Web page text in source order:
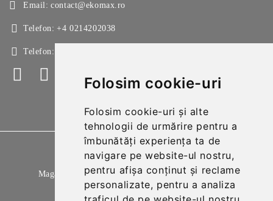
Folosim cookie-uri
Folosim cookie-uri și alte
tehnologii de urmărire pentru a
îmbunătăți experiența ta de
navigare pe website-ul nostru,
pentru afișa conținut și reclame
personalizate, pentru a analiza
Email: contact@ekomax.ro
Telefon: +4 0214202038
Telefon:
Magazinul nostru respecta 100% prevederile GDPR.
Citeste politica de confidentialitate